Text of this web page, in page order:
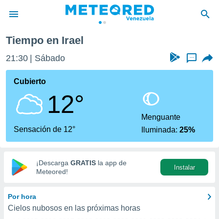
de
ha
que se
calidad.
a este
las
y
digital
basada
Tiempo en Irael
21:30 Sábado ...
Cubierto
12°
Sensación de 12°
Menguante
Iluminada:25%
¡Descarga GRATIS la app de
Meteored!
Instalar
Por hora
Cielos nubosos en las próximas horas